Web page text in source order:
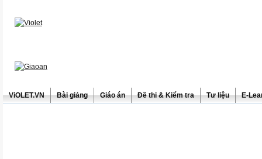
ViOLET.VN Bài giảng Giáo án Đề thi & Kiểm tra Tư liệu E-